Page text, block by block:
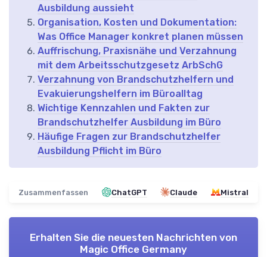
Ausbildung aussieht
Organisation, Kosten und Dokumentation:
Was Office Manager konkret planen müssen
Auffrischung, Praxisnähe und Verzahnung
mit dem Arbeitsschutzgesetz ArbSchG
Verzahnung von Brandschutzhelfern und
Evakuierungshelfern im Büroalltag
Wichtige Kennzahlen und Fakten zur
Brandschutzhelfer Ausbildung im Büro
Häufige Fragen zur Brandschutzhelfer
Ausbildung Pflicht im Büro
Zusammenfassen ChatGPT Claude Mistral
Erhalten Sie die neuesten Nachrichten von
Magic Office Germany